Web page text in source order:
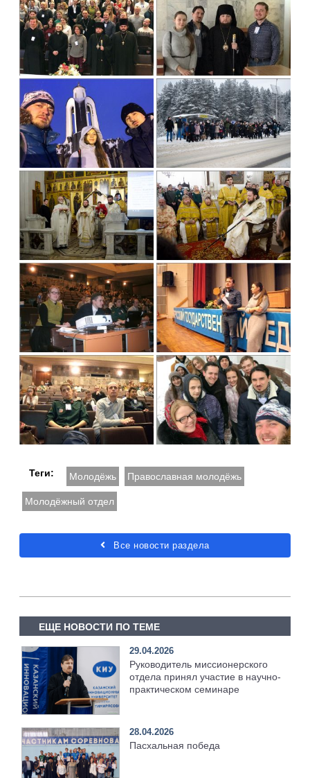
Теги: Молодёжь Православная молодёжь
Молодёжный отдел
Все новости раздела
ЕЩЕ НОВОСТИ ПО ТЕМЕ
29.04.2026
Руководитель миссионерского
отдела принял участие в научно-
практическом семинаре
28.04.2026
Пасхальная победа